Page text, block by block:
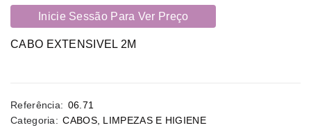
Inicie Sessão Para Ver Preço
CABO EXTENSIVEL 2M
Referência: 06.71
Categoria: CABOS, LIMPEZAS E HIGIENE